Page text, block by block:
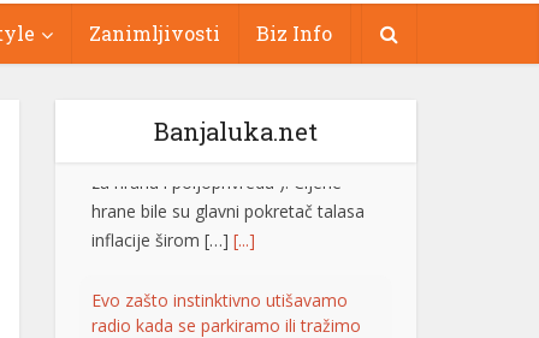
Zanimljivosti Biz Info
Banjaluka.net
Evo zašto instinktivno utišavamo
radio kada se parkiramo ili tražimo
Gotovo svaki vozač je bar jednom
utišao radio kada je pokušavao da